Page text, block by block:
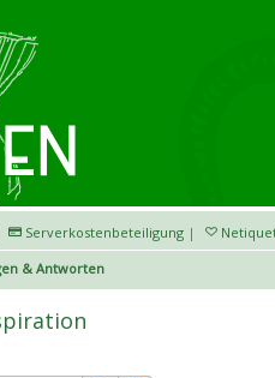
Serverkostenbeteiligung |
& Antworten